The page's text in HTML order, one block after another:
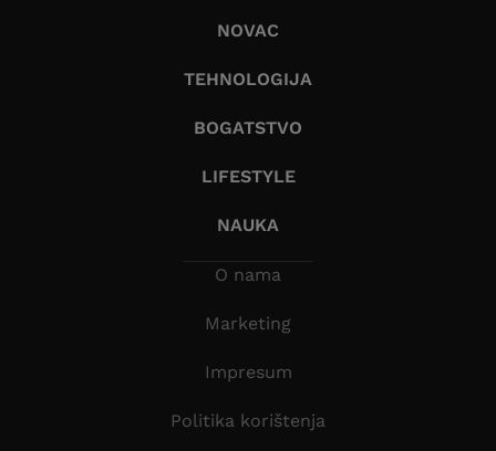
NOVAC
TEHNOLOGIJA
BOGATSTVO
LIFESTYLE
NAUKA
O nama
Marketing
Impresum
Politika korištenja